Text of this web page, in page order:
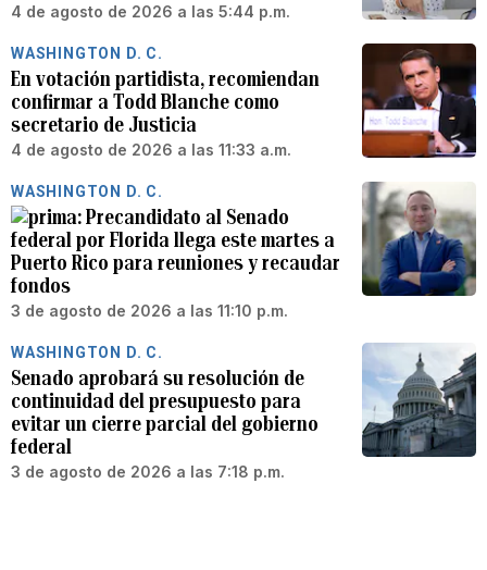
4 de agosto de 2026 a las 5:44 p.m.
WASHINGTON D. C.
En votación partidista, recomiendan
confirmar a Todd Blanche como
secretario de Justicia
4 de agosto de 2026 a las 11:33 a.m.
WASHINGTON D. C.
Precandidato al Senado
federal por Florida llega este martes a
Puerto Rico para reuniones y recaudar
fondos
3 de agosto de 2026 a las 11:10 p.m.
WASHINGTON D. C.
Senado aprobará su resolución de
continuidad del presupuesto para
evitar un cierre parcial del gobierno
federal
3 de agosto de 2026 a las 7:18 p.m.